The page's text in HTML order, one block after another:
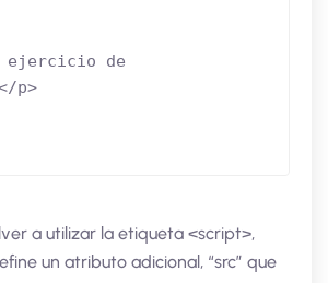
ejercicio de
p>
a utilizar la etiqueta <script>,
un atributo adicional, “src” que